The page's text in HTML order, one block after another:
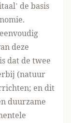
de basis
deze
dat de twee
(natuur
en dit
duurzame